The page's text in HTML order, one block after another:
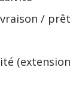
/ prêt
(extension